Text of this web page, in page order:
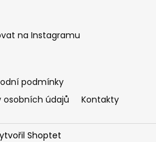
na Instagramu
podmínky
osobních údajů
Kontakty
Shoptet